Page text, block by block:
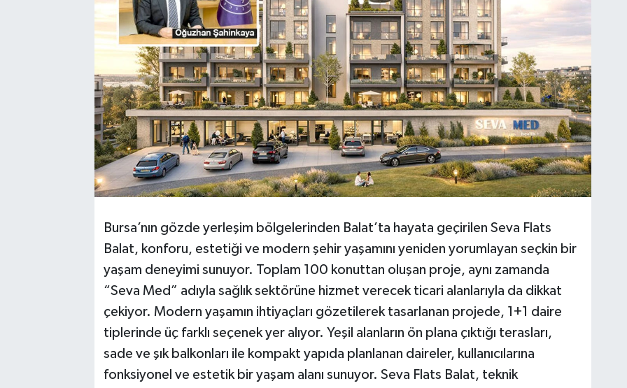
Bursa’nın gözde yerleşim bölgelerinden Balat’ta hayata geçirilen Seva Flats
Balat, konforu, estetiği ve modern şehir yaşamını yeniden yorumlayan seçkin bir
yaşam deneyimi sunuyor. Toplam 100 konuttan oluşan proje, aynı zamanda
“Seva Med” adıyla sağlık sektörüne hizmet verecek ticari alanlarıyla da dikkat
çekiyor. Modern yaşamın ihtiyaçları gözetilerek tasarlanan projede, 1+1 daire
tiplerinde üç farklı seçenek yer alıyor. Yeşil alanların ön plana çıktığı terasları,
sade ve şık balkonları ile kompakt yapıda planlanan daireler, kullanıcılarına
fonksiyonel ve estetik bir yaşam alanı sunuyor. Seva Flats Balat, teknik